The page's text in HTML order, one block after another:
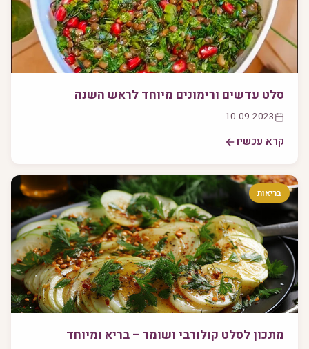
סלט עדשים ורימונים מיוחד לראש השנה
10.09.2023
קרא עכשיו
בריאות
מתכון לסלט קולורבי ושומר – בריא ומיוחד